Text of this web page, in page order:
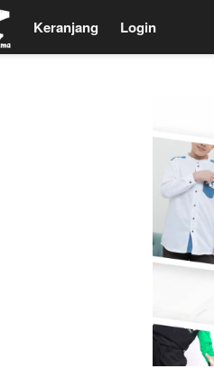
Keranjang Login
Keranjang Login